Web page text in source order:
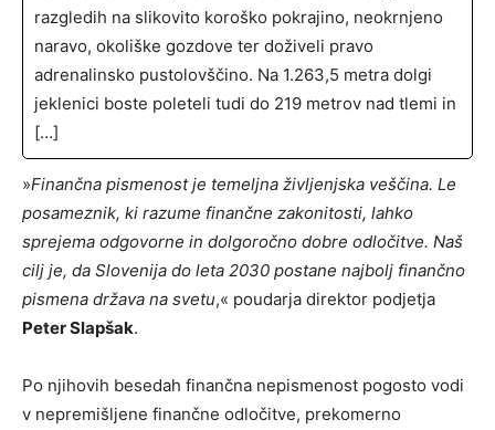
razgledih na slikovito koroško pokrajino, neokrnjeno
naravo, okoliške gozdove ter doživeli pravo
adrenalinsko pustolovščino. Na 1.263,5 metra dolgi
jeklenici boste poleteli tudi do 219 metrov nad tlemi in
[…]
»Finančna pismenost je temeljna življenjska veščina. Le
posameznik, ki razume finančne zakonitosti, lahko
sprejema odgovorne in dolgoročno dobre odločitve. Naš
cilj je, da Slovenija do leta 2030 postane najbolj finančno
pismena država na svetu,« poudarja direktor podjetja
Peter Slapšak.
Po njihovih besedah finančna nepismenost pogosto vodi
v nepremišljene finančne odločitve, prekomerno